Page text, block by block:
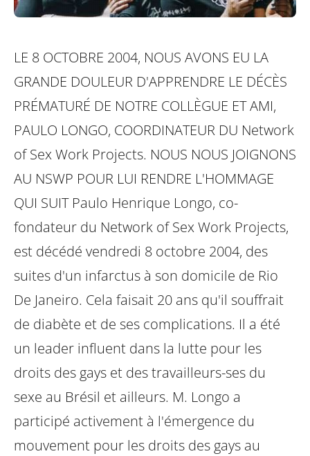
LE 8 OCTOBRE 2004, NOUS AVONS EU LA
GRANDE DOULEUR D'APPRENDRE LE DÉCÈS
PRÉMATURÉ DE NOTRE COLLÈGUE ET AMI,
PAULO LONGO, COORDINATEUR DU Network
of Sex Work Projects. NOUS NOUS JOIGNONS
AU NSWP POUR LUI RENDRE L'HOMMAGE
QUI SUIT Paulo Henrique Longo, co-
fondateur du Network of Sex Work Projects,
est décédé vendredi 8 octobre 2004, des
suites d'un infarctus à son domicile de Rio
De Janeiro. Cela faisait 20 ans qu'il souffrait
de diabète et de ses complications. Il a été
un leader influent dans la lutte pour les
droits des gays et des travailleurs-ses du
sexe au Brésil et ailleurs. M. Longo a
participé activement à l'émergence du
mouvement pour les droits des gays au